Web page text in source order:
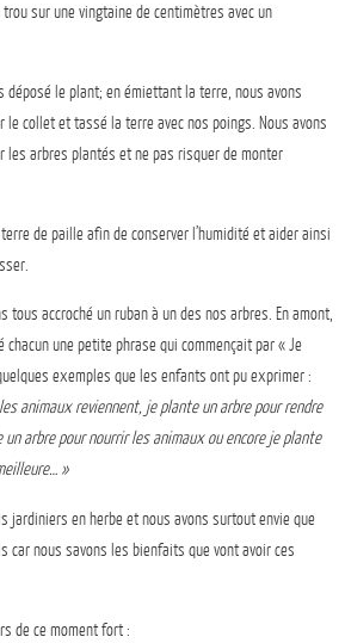
sur une vingtaine de centimètres avec un
déposé le plant; en émiettant la terre, nous avons
le collet et tassé la terre avec nos poings. Nous avons
les arbres plantés et ne pas risquer de monter
de paille afin de conserver l’humidité et aider ainsi
tous accroché un ruban à un des nos arbres. En amont,
chacun une petite phrase qui commençait par « Je
exemples que les enfants ont pu exprimer :
animaux reviennent, je plante un arbre pour rendre
arbre pour nourrir les animaux ou encore je plante
»
jardiniers en herbe et nous avons surtout envie que
car nous savons les bienfaits que vont avoir ces
de ce moment fort :